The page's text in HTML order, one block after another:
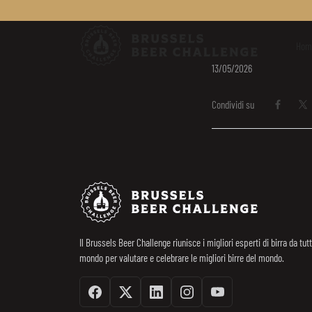
Brussels
13/05/2026
Condividi su Condividi
Il Brussels Beer Challenge riunisce i migliori esperti di birra da
mondo per valutare e celebrare le migliori birre del mondo.
FacebookTwitter / XLinkedinInstagramYoutube